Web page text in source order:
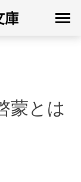
蒙とは